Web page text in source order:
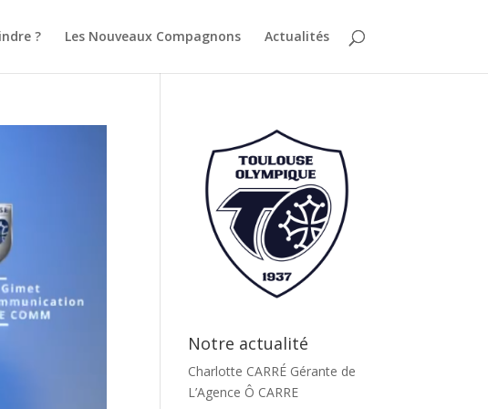
? Les Nouveaux Compagnons Actualités
Notre actualité
Charlotte CARRÉ Gérante de
L’Agence Ô CARRE